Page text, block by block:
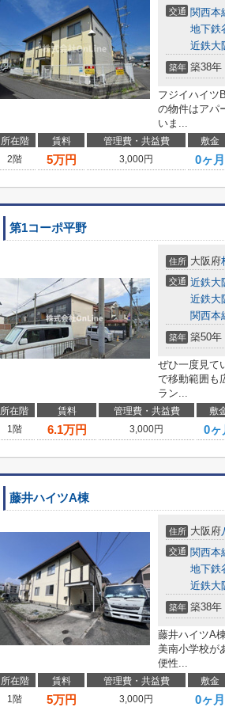
交通 関西本
地下鉄
近鉄大
築年 築38年
フジイハイツ
の物件はアパ
いま...
所在階 賃料 管理費・共益費 敷金
2階
5万円 3,000円 0ヶ月
第1コーポ平野
住所 大阪府
交通 近鉄大
近鉄大
関西本
築年 築50年
ぜひ一度見て
で移動範囲も
ラン...
所在階 賃料 管理費・共益費 敷
1階
6.1万円 3,000円 0ヶ
藤井ハイツA棟
住所 大阪府
交通 関西本
地下鉄
近鉄大
築年 築38年
藤井ハイツA
美南小学校が
便性...
所在階 賃料 管理費・共益費 敷金
1階
5万円 3,000円 0ヶ月